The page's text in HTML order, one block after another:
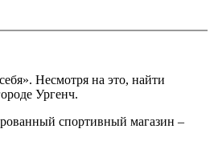
Несмотря на это, найти
Ургенч.
спортивный магазин –